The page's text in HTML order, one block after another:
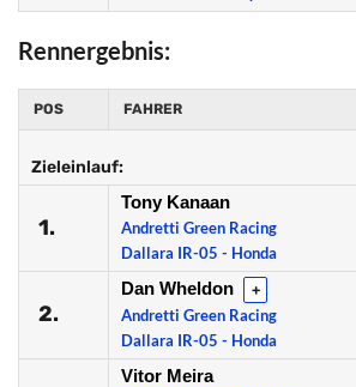
Rennergebnis:
POS FAHRER
Zieleinlauf:
1.
Tony Kanaan
Andretti Green Racing
Dallara IR-05 - Honda
2.
Dan Wheldon +
Andretti Green Racing
Dallara IR-05 - Honda
Vitor Meira